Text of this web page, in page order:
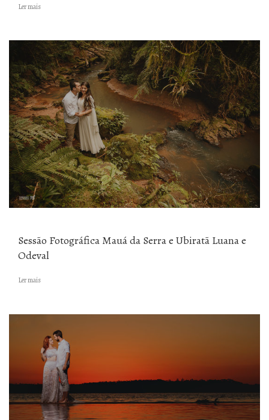
Ler mais
Sessão Fotográfica Mauá da Serra e Ubiratã Luana e
Odeval
Ler mais